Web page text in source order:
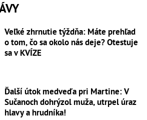
Veľké zhrnutie týždňa: Máte prehľad
o tom, čo sa okolo nás deje? Otestuje
sa v KVÍZE
Ďalší útok medveďa pri Martine: V
Sučanoch dohrýzol muža, utrpel úraz
hlavy a hrudníka!